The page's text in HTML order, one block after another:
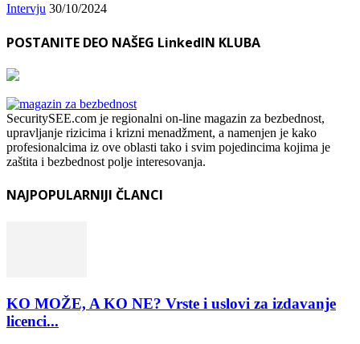
Intervju 30/10/2024
POSTANITE DEO NAŠEG LinkedIN KLUBA
SecuritySEE.com je regionalni on-line magazin za bezbednost,
upravljanje rizicima i krizni menadžment, a namenjen je kako
profesionalcima iz ove oblasti tako i svim pojedincima kojima je
zaštita i bezbednost polje interesovanja.
NAJPOPULARNIJI ČLANCI
KO MOŽE, A KO NE? Vrste i uslovi za izdavanje
licenci...